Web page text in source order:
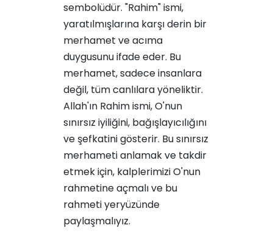
sembolüdür. "Rahim" ismi,
yaratılmışlarına karşı derin bir
merhamet ve acıma
duygusunu ifade eder. Bu
merhamet, sadece insanlara
değil, tüm canlılara yöneliktir.
Allah'ın Rahim ismi, O'nun
sınırsız iyiliğini, bağışlayıcılığını
ve şefkatini gösterir. Bu sınırsız
merhameti anlamak ve takdir
etmek için, kalplerimizi O'nun
rahmetine açmalı ve bu
rahmeti yeryüzünde
paylaşmalıyız.